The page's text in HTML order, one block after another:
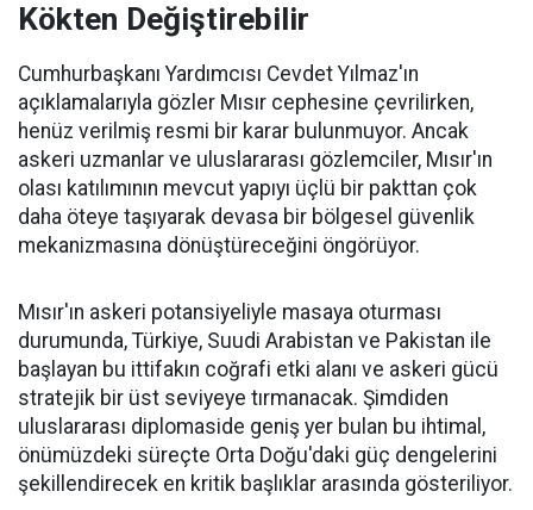
Kökten Değiştirebilir
Cumhurbaşkanı Yardımcısı Cevdet Yılmaz'ın
açıklamalarıyla gözler Mısır cephesine çevrilirken,
henüz verilmiş resmi bir karar bulunmuyor. Ancak
askeri uzmanlar ve uluslararası gözlemciler, Mısır'ın
olası katılımının mevcut yapıyı üçlü bir pakttan çok
daha öteye taşıyarak devasa bir bölgesel güvenlik
mekanizmasına dönüştüreceğini öngörüyor.
Mısır'ın askeri potansiyeliyle masaya oturması
durumunda, Türkiye, Suudi Arabistan ve Pakistan ile
başlayan bu ittifakın coğrafi etki alanı ve askeri gücü
stratejik bir üst seviyeye tırmanacak. Şimdiden
uluslararası diplomaside geniş yer bulan bu ihtimal,
önümüzdeki süreçte Orta Doğu'daki güç dengelerini
şekillendirecek en kritik başlıklar arasında gösteriliyor.